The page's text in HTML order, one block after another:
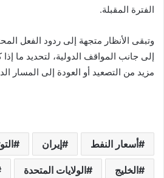
الفترة المقبلة.
وتبقى الأنظار متجهة إلى ردود الفعل
إلى جانب المواقف الدولية، لتحديد ما
مزيد من التصعيد أو العودة إلى المسار
أسعار النفط إيران
الخليج الولايات المتحدة